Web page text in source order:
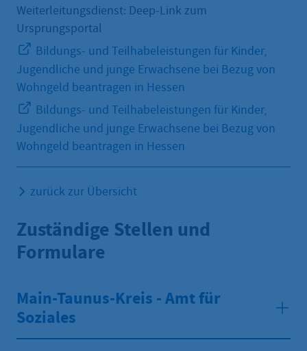
Weiterleitungsdienst: Deep-Link zum
Ursprungsportal
Bildungs- und Teilhabeleistungen für Kinder,
Jugendliche und junge Erwachsene bei Bezug von
Wohngeld beantragen in Hessen
Bildungs- und Teilhabeleistungen für Kinder,
Jugendliche und junge Erwachsene bei Bezug von
Wohngeld beantragen in Hessen
zurück zur Übersicht
Zuständige Stellen und
Formulare
Main-Taunus-Kreis - Amt für
Soziales